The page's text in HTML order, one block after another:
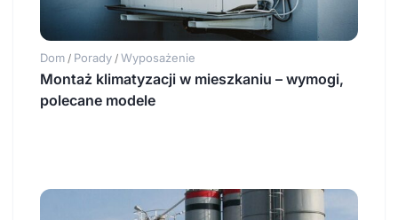
Dom / Porady / Wyposażenie
Montaż klimatyzacji w mieszkaniu – wymogi,
polecane modele